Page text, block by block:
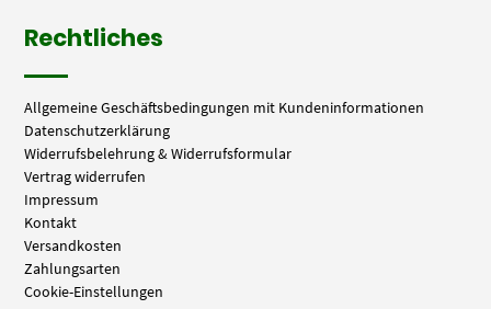
Rechtliches
Allgemeine Geschäftsbedingungen mit Kundeninformationen
Datenschutzerklärung
Widerrufsbelehrung & Widerrufsformular
Vertrag widerrufen
Impressum
Kontakt
Versandkosten
Zahlungsarten
Cookie-Einstellungen